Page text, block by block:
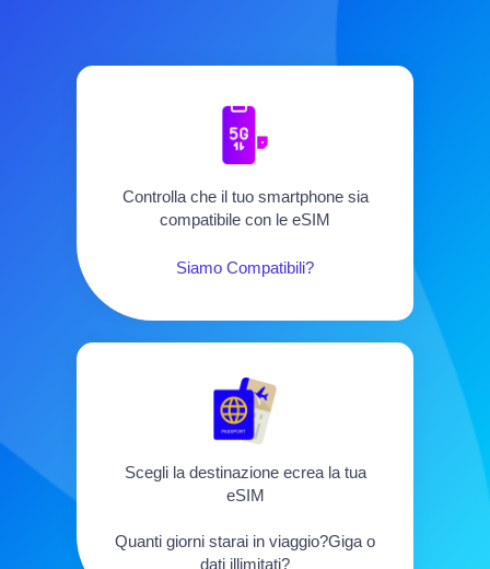
Controlla che il tuo smartphone sia
compatibile con le eSIM
Siamo Compatibili?
Scegli la destinazione ecrea la tua
eSIM
Quanti giorni starai in viaggio?Giga o
dati illimitati?